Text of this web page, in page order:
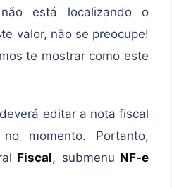
está localizando o
valor, não se preocupe!
te mostrar como este
editar a nota fiscal
momento. Portanto,
Fiscal, submenu NF-e